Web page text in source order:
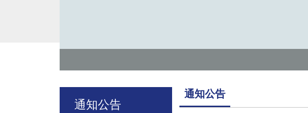
通知公告
通知公告